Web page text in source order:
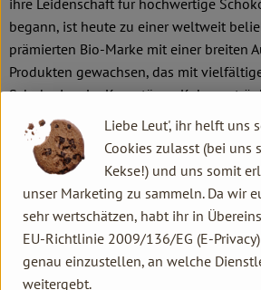
ihre Leidenschaft für hochwertige
begann, ist heute zu einer weltweit
prämierten Bio-Marke mit einer breiten
Produkten gewachsen, das mit
Schokoriegeln, Kuvertüren,
Trüffelpralinen keinerlei schokoladigen
Schokolade als ganzheitliches
Motto. In diesem Sinne verbindet
Rezepturen aus besten Zutaten mit
Verpackungsdesigns und den Aspekten
und sozialer Verantwortung. Das
Gründer und Gesellschafter Andreas
Geschäftsführer Gerrit Wiezoreck
Liebe Leut', ihr helft uns
Cookies zulasst (bei uns
Kekse!) und uns somit
unser Marketing zu sammeln. Da wir
sehr wertschätzen, habt ihr in
EU-Richtlinie 2009/136/EG (E-
genau einzustellen, an welche
weitergebt.